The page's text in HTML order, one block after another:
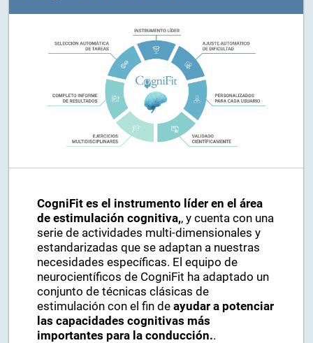
CogniFit es el instrumento líder en el área
de estimulación cognitiva,, y cuenta con una
serie de actividades multi-dimensionales y
estandarizadas que se adaptan a nuestras
necesidades específicas. El equipo de
neurocientíficos de CogniFit ha adaptado un
conjunto de técnicas clásicas de
estimulación con el fin deayudar a potenciar
las capacidades cognitivas más
importantes para la conducción..